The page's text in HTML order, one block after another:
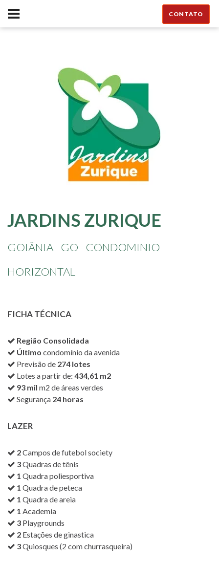
CONTATO
JARDINS ZURIQUE
GOIÂNIA - GO - CONDOMINIO
HORIZONTAL
FICHA TÉCNICA
Região Consolidada
Último condomínio da avenida
Previsão de 274 lotes
Lotes a partir de: 434,61 m2
93 mil m2 de áreas verdes
Segurança 24 horas
LAZER
2Campos de futebol society
3Quadras de tênis
1 Quadra poliesportiva
1 Quadra de peteca
1 Quadra de areia
1 Academia
3 Playgrounds
2 Estações de ginastica
3Quiosques (2 com churrasqueira)